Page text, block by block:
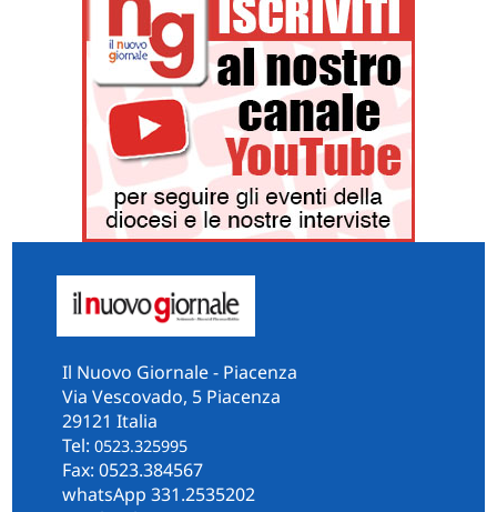
Il Nuovo Giornale - Piacenza
Via Vescovado, 5 Piacenza
29121 Italia
Tel: 0523.325995
Fax: 0523.384567
whatsApp 331.2535202